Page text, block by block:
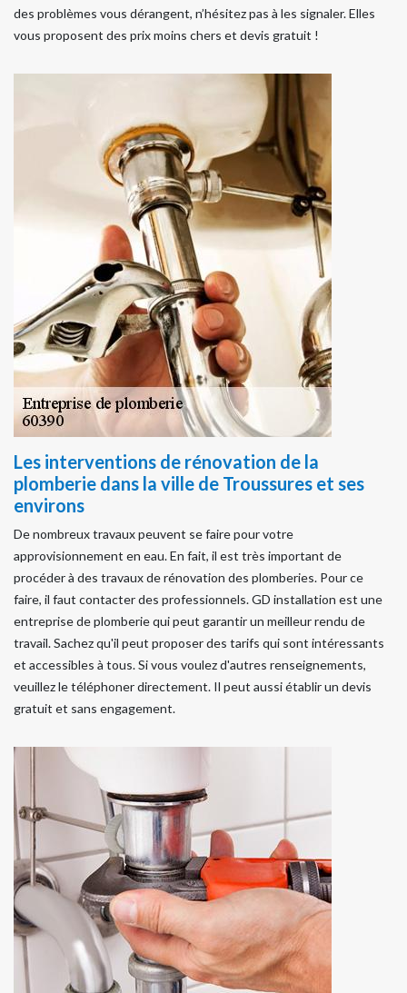
des problèmes vous dérangent, n’hésitez pas à les signaler. Elles
vous proposent des prix moins chers et devis gratuit !
Les interventions de rénovation de la
plomberie dans la ville de Troussures et ses
environs
De nombreux travaux peuvent se faire pour votre
approvisionnement en eau. En fait, il est très important de
procéder à des travaux de rénovation des plomberies. Pour ce
faire, il faut contacter des professionnels. GD installation est une
entreprise de plomberie qui peut garantir un meilleur rendu de
travail. Sachez qu'il peut proposer des tarifs qui sont intéressants
et accessibles à tous. Si vous voulez d'autres renseignements,
veuillez le téléphoner directement. Il peut aussi établir un devis
gratuit et sans engagement.